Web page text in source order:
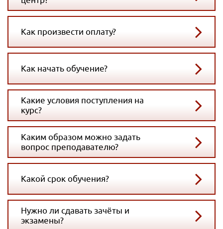
Как произвести оплату?
Как начать обучение?
Какие условия поступления на
курс?
Каким образом можно задать
вопрос преподавателю?
Какой срок обучения?
Нужно ли сдавать зачёты и
экзамены?